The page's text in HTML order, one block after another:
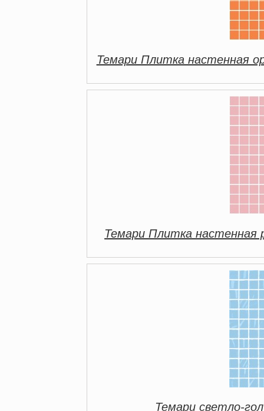
Темари Плитка настенная
Темари Плитка настенная
Темари светло-